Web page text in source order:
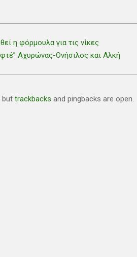
η φόρμουλα για τις νίκες
Αχυρώνας-Ονήσιλος και Αλκή
but trackbacks and pingbacks are open.